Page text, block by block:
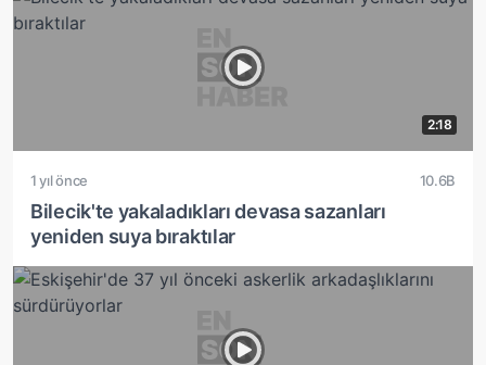
2:18
1 yıl önce 10.6B
Bilecik'te yakaladıkları devasa sazanları
yeniden suya bıraktılar